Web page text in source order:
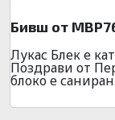
Бивш от
Лукас Блек е
Поздрави от
блоко е саниран.